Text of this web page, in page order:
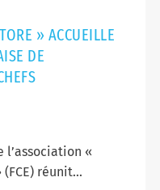
» ACCUEILLE
DE
l’association «
réunit...